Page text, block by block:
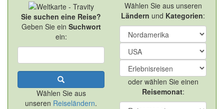
Sie suchen eine Reise?
Geben Sie ein Suchwort
ein:
Wählen Sie aus
unseren Reiseländern.
Wählen Sie aus unseren
Ländern und Kategorien:
oder wählen Sie einen
Reisemonat: